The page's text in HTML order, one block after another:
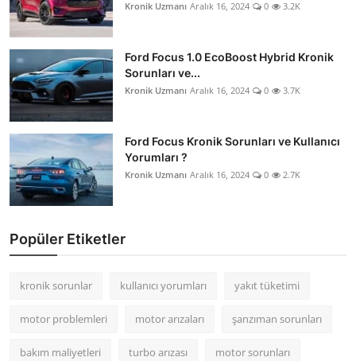
Kronik Uzmanı Aralık 16, 2024 0 3.2K
Ford Focus 1.0 EcoBoost Hybrid Kronik
Sorunları ve...
Kronik Uzmanı Aralık 16, 2024 0 3.7K
Ford Focus Kronik Sorunları ve Kullanıcı
Yorumları ?
Kronik Uzmanı Aralık 16, 2024 0 2.7K
Popüler Etiketler
kronik sorunlar kullanıcı yorumları yakıt tüketimi
motor problemleri motor arızaları şanzıman sorunları
bakım maliyetleri turbo arızası motor sorunları